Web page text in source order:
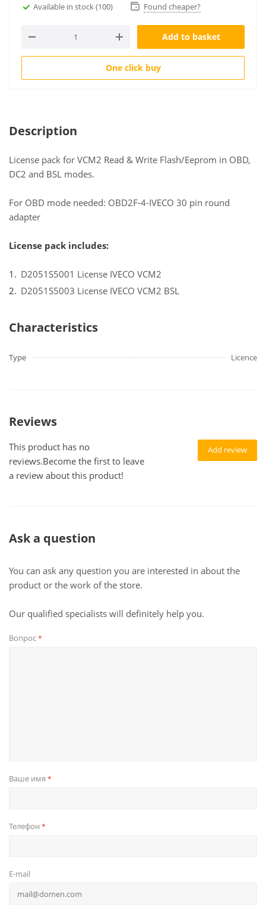
Available in stock (100) Found cheaper?
Add to basket
One click buy
Description
License pack for VCM2 Read & Write Flash/Eeprom in OBD,
DC2 and BSL modes.
For OBD mode needed: OBD2F-4-IVECO 30 pin round
adapter
License pack includes:
D2051S5001 License IVECO VCM2
D2051S5003 License IVECO VCM2 BSL
Characteristics
Type Licence
Reviews
Add review
This product has no
reviews.Become the first to leave
a review about this product!
Ask a question
You can ask any question you are interested in about the
product or the work of the store.
Our qualified specialists will definitely help you.
Вопрос*
Ваше имя *
Телефон *
E-mail